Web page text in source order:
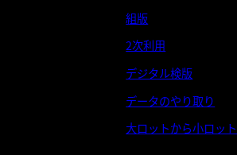
組版
2次利用
デジタル検版
データのやり取り
大ロットから小ロット